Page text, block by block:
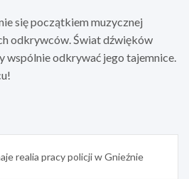
się początkiem muzycznej
odkrywców. Świat dźwięków
wspólnie odkrywać jego tajemnice.
realia pracy policji w Gnieźnie